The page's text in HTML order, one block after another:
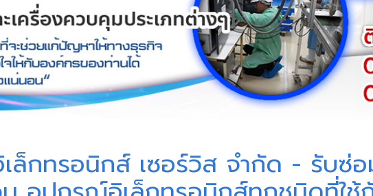
ล็กทรอนิกส์ เซอร์วิส จำกัด - รับซ่